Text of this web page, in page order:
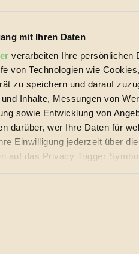
mit Ihren Daten
verarbeiten Ihre persönlichen
von Technologien wie
zu speichern und darauf
Inhalte, Messungen von
sowie Entwicklung von
darüber, wer Ihre Daten für
Einwilligung jederzeit über
auf das Privacy Trigger
wir auch gerne:
Scannen nach bestimmten
Trade sowie der Branche